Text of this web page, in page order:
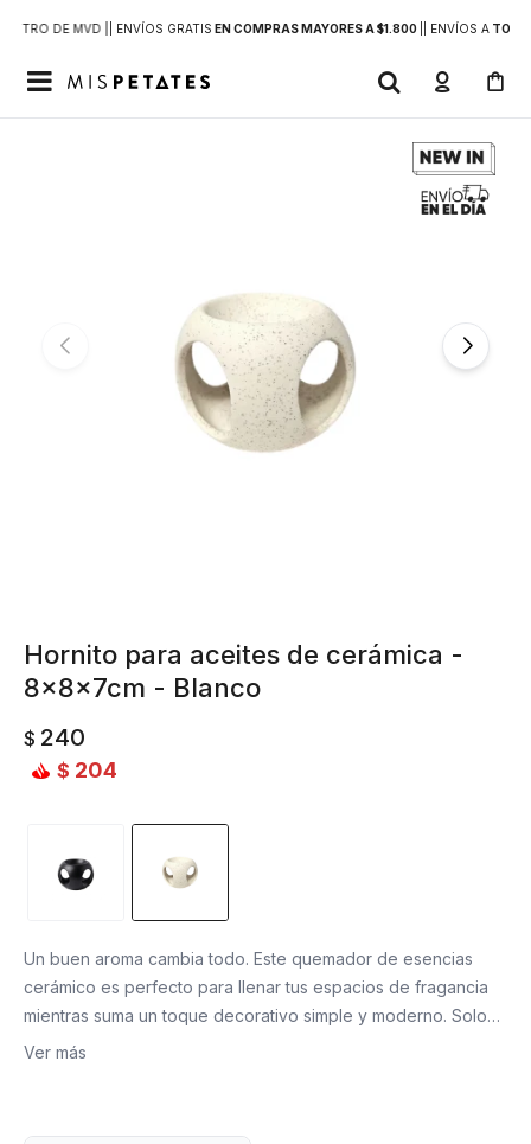
DE MVD | | ENVÍOS GRATIS EN COMPRAS MAYORES A $1.800 | ENVÍOS ATODO

Hornito para aceites de cerámica -
8x8x7cm - Blanco
$ 240
$ 204
Un buen aroma cambia todo. Este quemador de esencias
cerámico es perfecto para llenar tus espacios de fragancia
mientras suma un toque decorativo simple y moderno. Solo
agregas agua, unas gotas de esencia y dejas que el calor
Ver más